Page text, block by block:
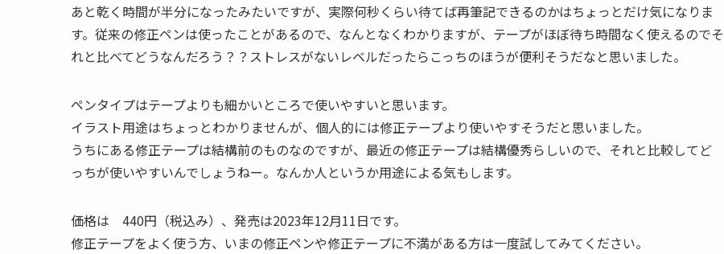
あと乾く時間が半分になったみたいですが、実際何秒くらい待てば再筆記できるのかはちょっとだけ気になりま
す。従来の修正ペンは使ったことがあるので、なんとなくわかりますが、テープがほぼ待ち時間なく使えるのでそ
れと比べてどうなんだろう？？ストレスがないレベルだったらこっちのほうが便利そうだなと思いました。
ペンタイプはテープよりも細かいところで使いやすいと思います。
イラスト用途はちょっとわかりませんが、個人的には修正テープより使いやすそうだと思いました。
うちにある修正テープは結構前のものなのですが、最近の修正テープは結構優秀らしいので、それと比較してど
っちが使いやすいんでしょうねー。なんか人というか用途による気もします。
価格は 440円（税込み）、発売は2023年12月11日です。
修正テープをよく使う方、いまの修正ペンや修正テープに不満がある方は一度試してみてください。